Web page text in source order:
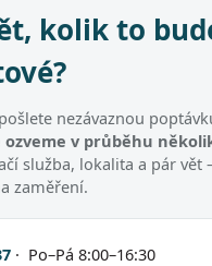
kolik to
nezávaznou
ozveme v průběhu
služba, lokalita a pár
zaměření.
· Po–Pá 8:00–16:30